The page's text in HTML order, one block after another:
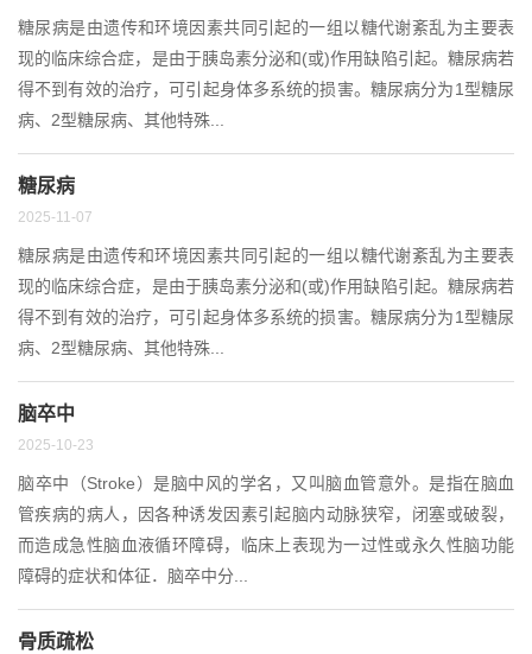
糖尿病是由遗传和环境因素共同引起的一组以糖代谢紊乱为主要表
现的临床综合症，是由于胰岛素分泌和(或)作用缺陷引起。糖尿病若
得不到有效的治疗，可引起身体多系统的损害。糖尿病分为1型糖尿
病、2型糖尿病、其他特殊...
糖尿病
2025-11-07
糖尿病是由遗传和环境因素共同引起的一组以糖代谢紊乱为主要表
现的临床综合症，是由于胰岛素分泌和(或)作用缺陷引起。糖尿病若
得不到有效的治疗，可引起身体多系统的损害。糖尿病分为1型糖尿
病、2型糖尿病、其他特殊...
脑卒中
2025-10-23
脑卒中（Stroke）是脑中风的学名，又叫脑血管意外。是指在脑血
管疾病的病人，因各种诱发因素引起脑内动脉狭窄，闭塞或破裂，
而造成急性脑血液循环障碍，临床上表现为一过性或永久性脑功能
障碍的症状和体征．脑卒中分...
骨质疏松